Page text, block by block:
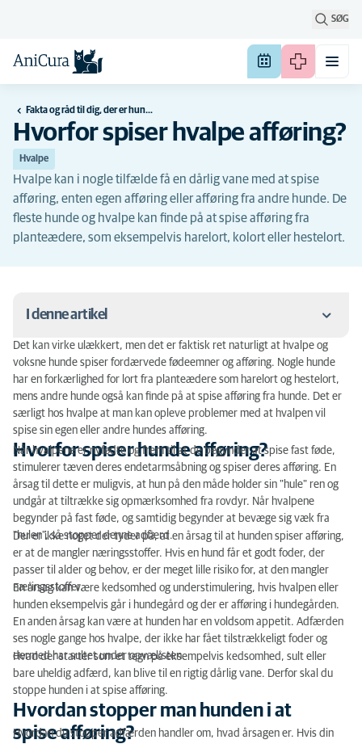
SØG
Fakta og råd til dig, der er hundeejer
Hvorfor spiser hvalpe afføring?
Hvalpe
Hvalpe kan i nogle tilfælde få en dårlig vane med at spise
afføring, enten egen afføring eller afføring fra andre hunde. De
fleste hunde og hvalpe kan finde på at spise afføring fra
planteædere, som eksempelvis harelort, kolort eller hestelort.
I denne artikel
Hvorfor spiser hunde afføring?
Hvordan stopper man hunden i at spise afføring?
Det kan virke ulækkert, men det er faktisk ret naturligt at hvalpe og
voksne hunde spiser fordærvede fødeemner og afføring. Nogle hunde
har en forkærlighed for lort fra planteædere som harelort og hestelort,
mens andre hunde også kan finde på at spise afføring fra hunde. Det er
særligt hos hvalpe at man kan opleve problemer med at hvalpen vil
spise sin egen eller andre hundes afføring.
Hvorfor spiser hunde afføring?
Når hvalpene er nyfødte og frem til at de begynder at spise fast føde,
stimulerer tæven deres endetarmsåbning og spiser deres afføring. En
årsag til dette er muligvis, at hun på den måde holder sin "hule" ren og
undgår at tiltrække sig opmærksomhed fra rovdyr. Når hvalpene
begynder på fast føde, og samtidig begynder at bevæge sig væk fra
"hulen", så stopper denne adfærd.
Der er ikke noget der tyder på, at en årsag til at hunden spiser afføring,
er at de mangler næringsstoffer. Hvis en hund får et godt foder, der
passer til alder og behov, er der meget lille risiko for, at den mangler
næringsstoffer.
En årsag kan være kedsomhed og understimulering, hvis hvalpen eller
hunden eksempelvis går i hundegård og der er afføring i hundegården.
En anden årsag kan være at hunden har en voldsom appetit. Adfærden
ses nogle gange hos hvalpe, der ikke har fået tilstrækkeligt foder og
dermed har sultet under opvæksten.
Hvad der starter som et tegn på eksempelvis kedsomhed, sult eller
bare uheldig adfærd, kan blive til en rigtig dårlig vane. Derfor skal du
stoppe hunden i at spise afføring.
Hvordan stopper man hunden i at
spise afføring?
Hvordan du stopper adfærden handler om, hvad årsagen er. Hvis din